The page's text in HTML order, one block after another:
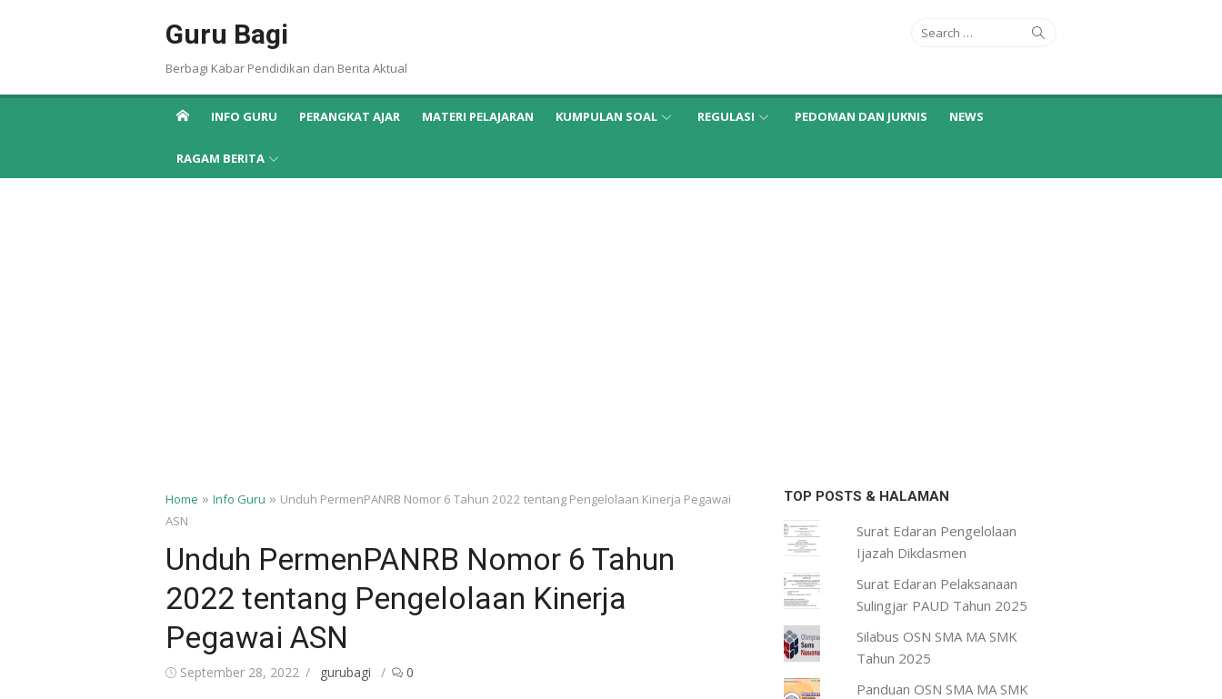
Guru Bagi
Berbagi Kabar Pendidikan dan Berita Aktual
Search
INFO GURU PERANGKAT AJAR MATERI PELAJARAN KUMPULAN SOAL REGULASI PEDOMAN DAN JUKNIS NEWS
RAGAM BERITA
Home » Info Guru » Unduh PermenPANRB Nomor 6 Tahun 2022 tentang Pengelolaan Kinerja Pegawai
ASN
Unduh PermenPANRB Nomor 6 Tahun
2022 tentang Pengelolaan Kinerja
Pegawai ASN
Posted
September 28, 2022 Author
gurubagi 0
TOP POSTS & HALAMAN
Surat Edaran Pengelolaan
Ijazah Dikdasmen
Surat Edaran Pelaksanaan
Sulingjar PAUD Tahun 2025
Silabus OSN SMA MA SMK
Tahun 2025
Panduan OSN SMA MA SMK